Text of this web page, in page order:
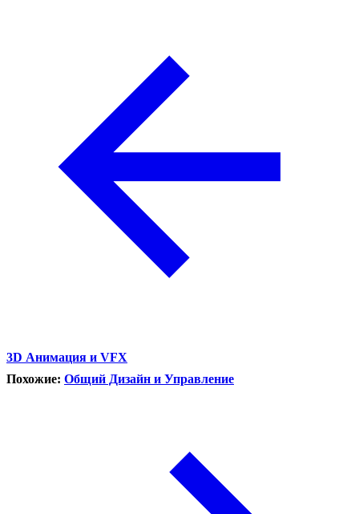
3D Анимация и VFX
Похожие: Общий Дизайн и Управление